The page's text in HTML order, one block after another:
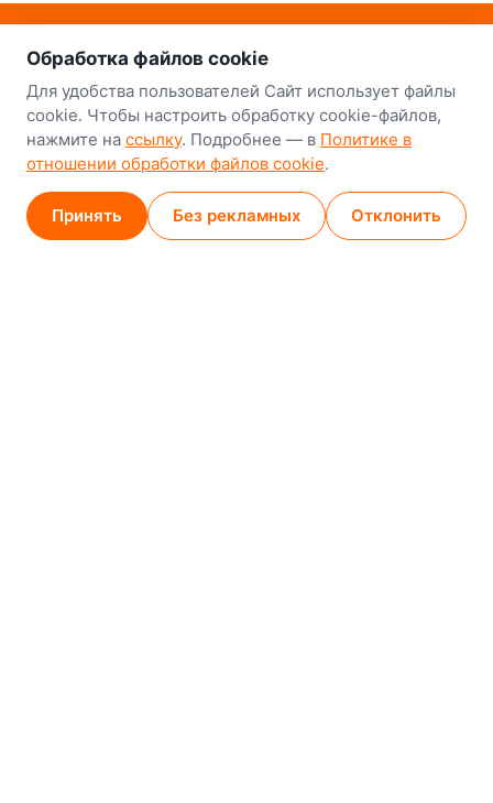
о нас
Наш склад-магазин:
Минск
8-й Путепроводный переулок, 5
GPS53.924752, 27.489820
Карта проезда
Обработка файлов cookie
Для удобства пользователей Сайт использует файлы
cookie. Чтобы настроить обработку cookie-файлов,
нажмите на ссылку. Подробнее — в Политике в
отношении обработки файлов cookie.
Принять Без рекламных Отклонить